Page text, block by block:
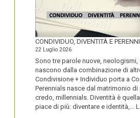
CONDIVIDUO, DIVENTITÀ E
22 Luglio 2026
Sono tre parole nuove, neologismi,
nascono dalla combinazione di
Condivisione + Individuo porta a
Perennials nasce dal matrimonio di
credo, millennials. Diventità è
piace di più: diventare e identità,…